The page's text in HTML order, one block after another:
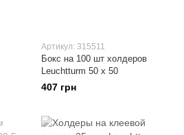
Артикул: 315511
Бокс на 100 шт холдеров
Leuchtturm 50 х 50
407 грн